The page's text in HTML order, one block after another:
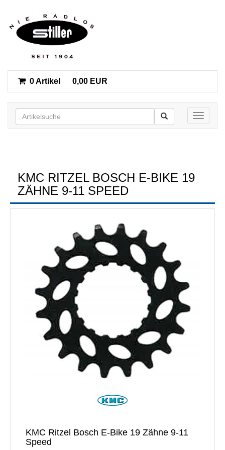
0 Artikel 0,00 EUR
Toggle
KMC RITZEL BOSCH E-BIKE 19
ZÄHNE 9-11 SPEED
KMC Ritzel Bosch E-Bike 19 Zähne 9-11
Speed